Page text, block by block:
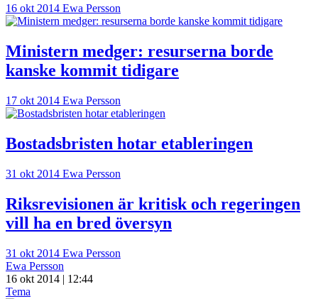
16 okt 2014 Ewa Persson
Ministern medger: resurserna borde
kanske kommit tidigare
17 okt 2014 Ewa Persson
Bostadsbristen hotar etableringen
31 okt 2014 Ewa Persson
Riksrevisionen är kritisk och regeringen
vill ha en bred översyn
31 okt 2014 Ewa Persson
Ewa Persson
16 okt 2014 | 12:44
Tema